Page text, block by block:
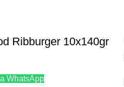
Ribburger 10x140gr
WhatsApp